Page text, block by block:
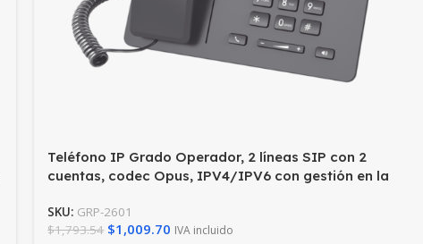
Teléfono IP Grado Operador, 2 líneas SIP con 2
cuentas, codec Opus, IPV4/IPV6 con gestión en la
SKU: GRP-2601
$1,793.54 $1,009.70 IVA incluido